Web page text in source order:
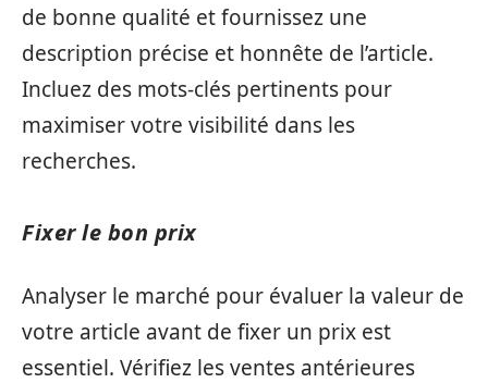
de bonne qualité et fournissez une
description précise et honnête de l’article.
Incluez des mots-clés pertinents pour
maximiser votre visibilité dans les
recherches.
Fixer le bon prix
Analyser le marché pour évaluer la valeur de
votre article avant de fixer un prix est
essentiel. Vérifiez les ventes antérieures